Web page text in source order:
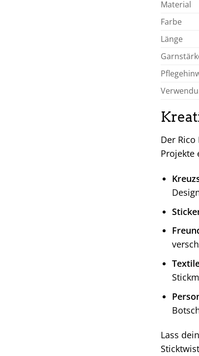
Material
Farbe
Länge
Der
Projekte
Lass